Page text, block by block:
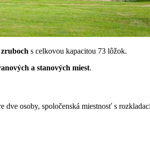
zruboch s celkovou kapacitou 73 lôžok.
a stanových miest.
dve osoby, spoločenská miestnosť s